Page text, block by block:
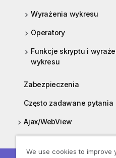
Wyrażenia wykresu
Operatory
Funkcje skryptu i
wykresu
Zabezpieczenia
Często zadawane pytania
Ajax/WebView
We use cookies to